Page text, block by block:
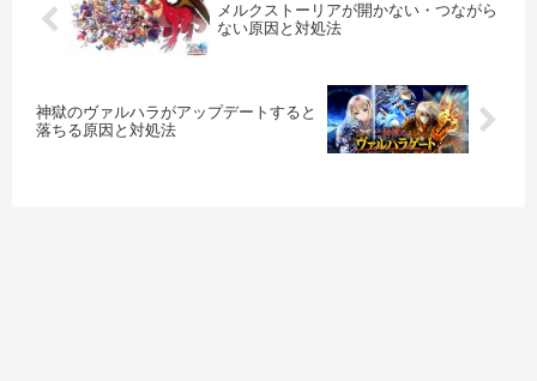
メルクストーリアが開かない・つながら
ない原因と対処法
神獄のヴァルハラがアップデートすると
落ちる原因と対処法